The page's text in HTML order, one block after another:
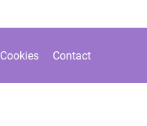
Cookies Contact